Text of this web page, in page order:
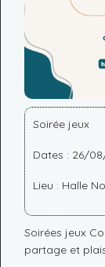
Soirée jeux
Dates : 26/
Lieu : Halle
Soirées jeux
partage et